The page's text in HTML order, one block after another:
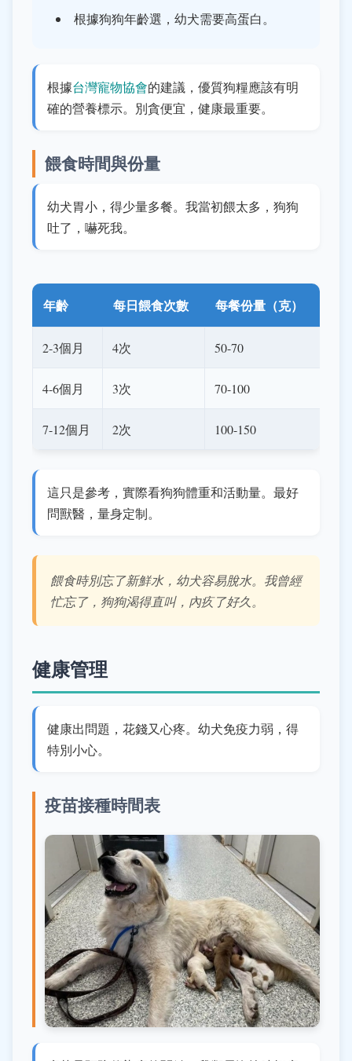
根據狗狗年齡選，幼犬需要高蛋白。
根據台灣寵物協會的建議，優質狗糧應該有明
確的營養標示。別貪便宜，健康最重要。
餵食時間與份量
幼犬胃小，得少量多餐。我當初餵太多，狗狗
吐了，嚇死我。
年齡 每日餵食次數 每餐份量（克）
2-3個月 4次 50-70
4-6個月 3次 70-100
7-12個月 2次 100-150
這只是參考，實際看狗狗體重和活動量。最好
問獸醫，量身定制。
餵食時別忘了新鮮水，幼犬容易脫水。我曾經
忙忘了，狗狗渴得直叫，內疚了好久。
健康管理
健康出問題，花錢又心疼。幼犬免疫力弱，得
特別小心。
疫苗接種時間表